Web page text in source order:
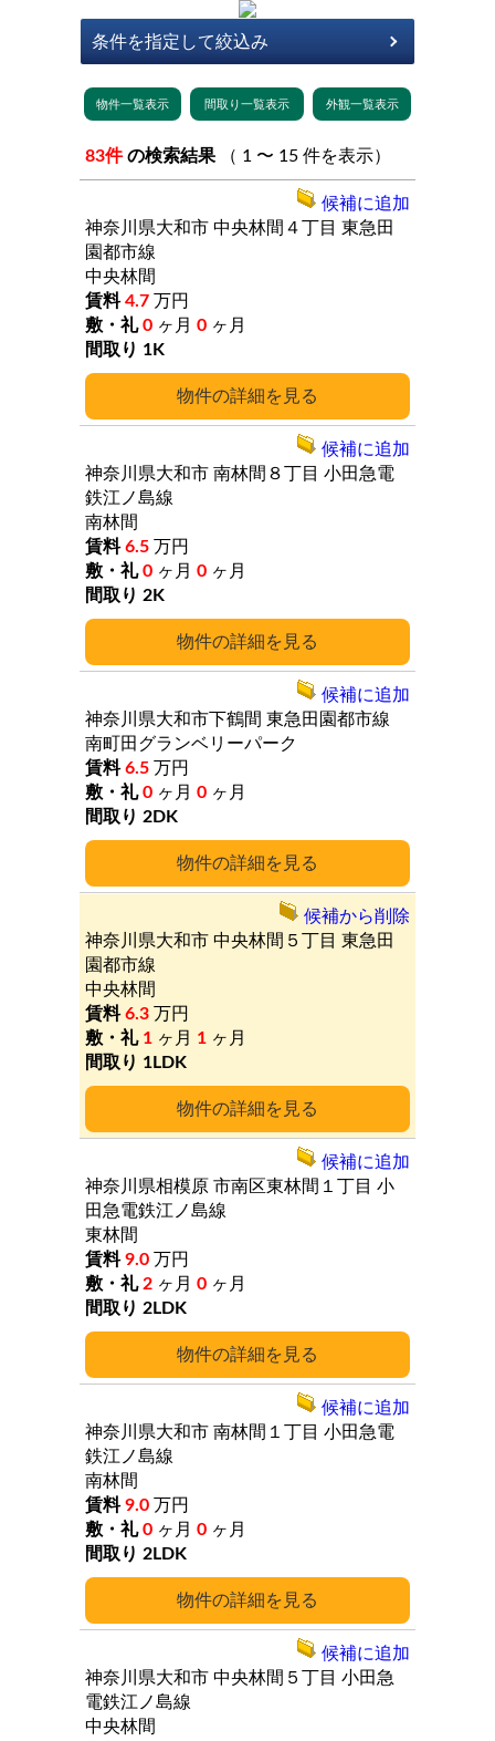
83件 の検索結果 （ 1 〜 15 件を表示）
詳細
神奈川県大和市 中央林間４丁目 東急田
園都市線
中央林間
4.7 万円
0 ヶ月 0 ヶ月
1K
候補に追加
詳細
神奈川県大和市 南林間８丁目 小田急電
鉄江ノ島線
南林間
6.5 万円
0 ヶ月 0 ヶ月
2K
候補に追加
詳細
神奈川県大和市下鶴間 東急田園都市線
南町田グランベリーパーク
6.5 万円
0 ヶ月 0 ヶ月
2DK
候補に追加
詳細
神奈川県大和市 中央林間５丁目 東急田
園都市線
中央林間
6.3 万円
1 ヶ月 1 ヶ月
1LDK
候補から削除
詳細
神奈川県相模原 市南区東林間１丁目 小
田急電鉄江ノ島線
東林間
9.0 万円
2 ヶ月 0 ヶ月
2LDK
候補に追加
詳細
神奈川県大和市 南林間１丁目 小田急電
鉄江ノ島線
南林間
9.0 万円
0 ヶ月 0 ヶ月
2LDK
候補に追加
神奈川県大和市 中央林間５丁目 小田急
電鉄江ノ島線
中央林間
候補に追加